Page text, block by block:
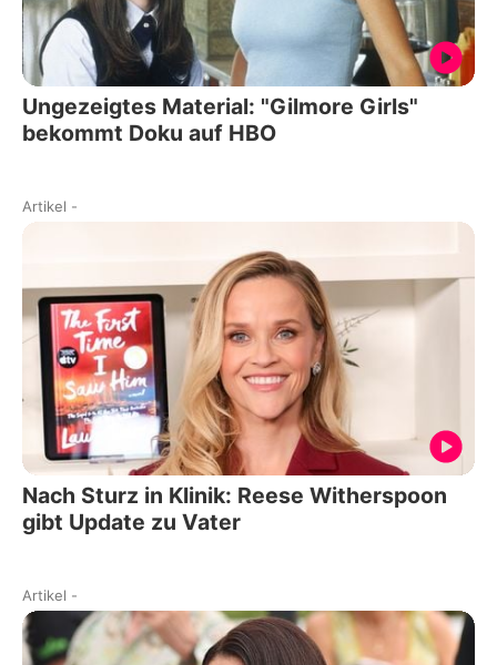
Ungezeigtes Material: "Gilmore Girls"
bekommt Doku auf HBO
Artikel -
Nach Sturz in Klinik: Reese Witherspoon
gibt Update zu Vater
Artikel -